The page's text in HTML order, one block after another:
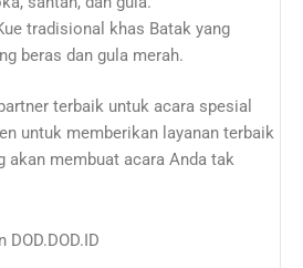
tradisional khas Batak yang
beras dan gula merah.
terbaik untuk acara spesial
untuk memberikan layanan terbaik
akan membuat acara Anda tak